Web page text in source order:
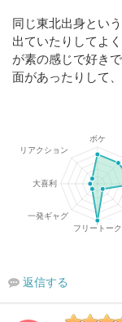
同じ東北出身とい
出ていたりしてよ
が素の感じで好き
面があったりして
返信する